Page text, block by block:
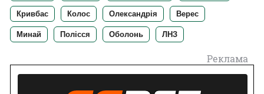
Кривбас Колос Олександрія Верес
Минай Полісся Оболонь ЛНЗ
Реклама